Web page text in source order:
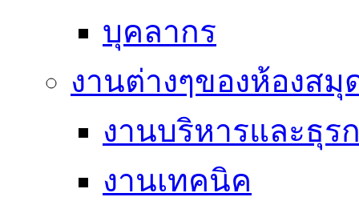
บุคลากร
งานต่างๆของห้องสมุ
งานบริหารและธุร
งานเทคนิค